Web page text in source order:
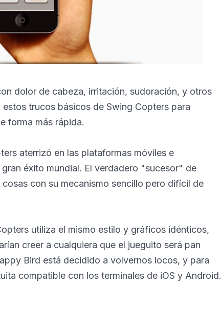
dolor de cabeza, irritación, sudoración, y otros
trucos básicos de Swing Copters para
forma más rápida.
aterrizó en las plataformas móviles e
éxito mundial. El verdadero "sucesor" de
con su mecanismo sencillo pero difícil de
utiliza el mismo estilo y gráficos idénticos,
creer a cualquiera que el jueguito será pan
Bird está decidido a volvernos locos, y para
compatible con los terminales de iOS y Android.